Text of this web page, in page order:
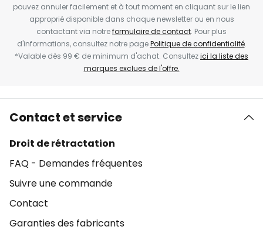
pouvez annuler facilement et à tout moment en cliquant sur le lien
approprié disponible dans chaque newsletter ou en nous
contactant via notreformulaire de contact. Pour plus
d'informations, consultez notre pagePolitique de confidentialité.
*Valable dès 99 € de minimum d'achat. Consultezici la liste des
marques exclues de l'offre.
Contact et service
Droit de rétractation
FAQ - Demandes fréquentes
Suivre une commande
Contact
Garanties des fabricants